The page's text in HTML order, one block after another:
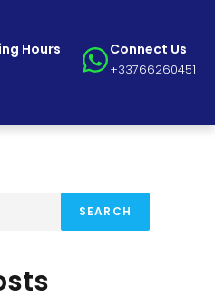
Hours Connect Us
+33766260451
SEARCH